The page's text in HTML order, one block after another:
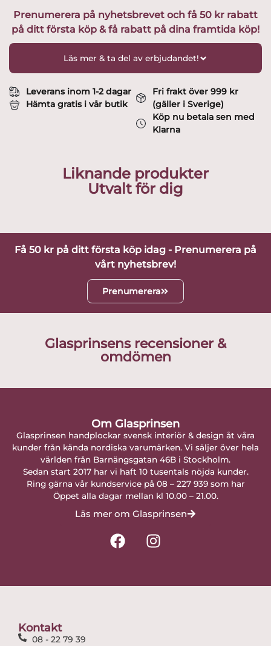
Larson
mängd
Prenumerera på nyhetsbrevet och få 50 kr rabatt
på ditt första köp & få rabatt på dina framtida köp!
Läs mer & ta del av erbjudandet!
Leverans inom 1-2 dagar
Hämta gratis i vår butik
Fri frakt över 999 kr
(gäller i Sverige)
Köp nu betala sen med
Klarna
Liknande produkter
Utvalt för dig
Få 50 kr på ditt första köp idag - Prenumerera på
vårt nyhetsbrev!
Prenumerera
Glasprinsens recensioner &
omdömen
Om Glasprinsen
Glasprinsen handplockar svensk interiör & design åt våra
kunder från kända nordiska varumärken. Vi säljer över hela
världen från Barnängsgatan 46B i Stockholm.
Sedan start 2017 har vi haft 10 tusentals nöjda kunder.
Ring gärna vår kundservice på 08 – 227 939 som har
Öppet alla dagar mellan kl 10.00 – 21.00.
Läs mer om Glasprinsen
F
a
I
n
Kontakt
08 - 22 79 39